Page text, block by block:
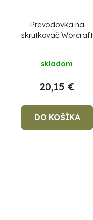
Prevodovka na
skrutkovač Worcraft
skladom
20,15 €
DO KOŠÍKA